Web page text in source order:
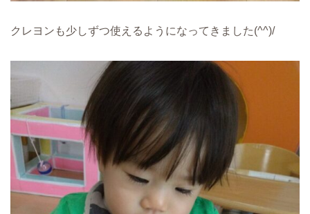
クレヨンも少しずつ使えるようになってきました(^^)/